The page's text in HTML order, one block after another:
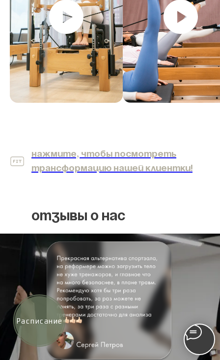
Нажмите, чтобы посмотреть
трансформацию нашей клиентки!
отзывы о нас
Расписание